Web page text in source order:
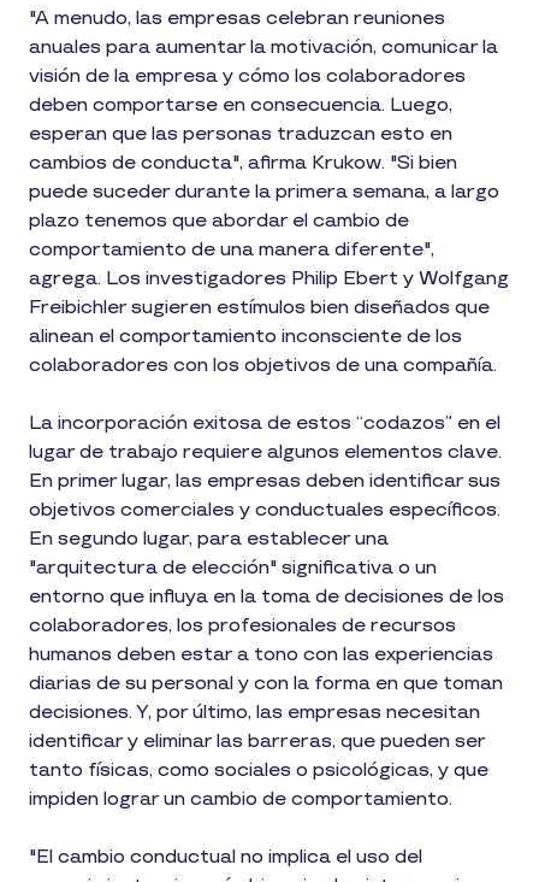
"A menudo, las empresas celebran reuniones
anuales para aumentar la motivación, comunicar la
visión de la empresa y cómo los colaboradores
deben comportarse en consecuencia. Luego,
esperan que las personas traduzcan esto en
cambios de conducta", afirma Krukow. "Si bien
puede suceder durante la primera semana, a largo
plazo tenemos que abordar el cambio de
comportamiento de una manera diferente",
agrega. Los investigadores Philip Ebert y Wolfgang
Freibichler sugieren estímulos bien diseñados que
alinean el comportamiento inconsciente de los
colaboradores con los objetivos de una compañía.
La incorporación exitosa de estos “codazos” en el
lugar de trabajo requiere algunos elementos clave.
En primer lugar, las empresas deben identificar sus
objetivos comerciales y conductuales específicos.
En segundo lugar, para establecer una
"arquitectura de elección" significativa o un
entorno que influya en la toma de decisiones de los
colaboradores, los profesionales de recursos
humanos deben estar a tono con las experiencias
diarias de su personal y con la forma en que toman
decisiones. Y, por último, las empresas necesitan
identificar y eliminar las barreras, que pueden ser
tanto físicas, como sociales o psicológicas, y que
impiden lograr un cambio de comportamiento.
"El cambio conductual no implica el uso del